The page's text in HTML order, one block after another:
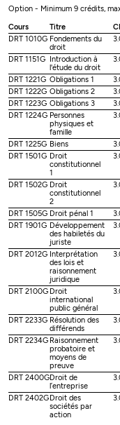
Option - Minimum 9 crédits,
Cours
Titre
DRT 1010G Fondements du
droit
DRT 1151G Introduction à
l'étude du droit
DRT 1221G Obligations 1
DRT 1222G Obligations 2
DRT 1223G Obligations 3
DRT 1224G Personnes
physiques et
famille
DRT 1225G Biens
DRT 1501G Droit
constitutionnel
1
DRT 1502G Droit
constitutionnel
2
DRT 1505G Droit pénal 1
DRT 1901G Développement
des habiletés du
juriste
DRT 2012G Interprétation
des lois et
raisonnement
juridique
DRT 2100G Droit
international
public général
DRT 2233G Résolution des
différends
DRT 2234G Raisonnement
probatoire et
moyens de
preuve
DRT 2400GDroit de
l’entreprise
DRT 2402GDroit des
sociétés par
action